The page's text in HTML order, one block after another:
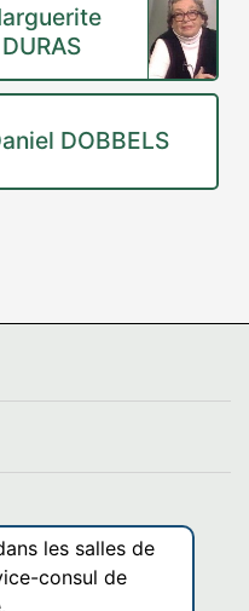
DURAS
DOBBELS
les salles de
consul de